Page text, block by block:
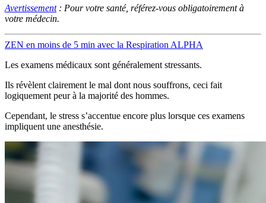
Avertissement: Pour votre santé, référez-vous obligatoirement à
votre médecin.
ZEN en moins de 5 min avec la Respiration ALPHA
Les examens médicaux sont généralement stressants.
Ils révèlent clairement le mal dont nous souffrons, ceci fait
logiquement peur à la majorité des hommes.
Cependant, le stress s’accentue encore plus lorsque ces examens
impliquent une anesthésie.